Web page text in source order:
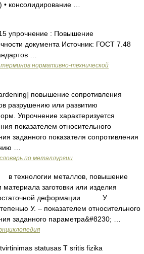
• консолидирование …
упрочнение : Повышение
документа Источник: ГОСТ 7.48
…
терминов нормативно-технической
повышение сопротивления
разрушению или развитию
Упрочнение характеризуется
показателем относительного
заданного показателя сопротивления
…
по металлургии
металлов, повышение
материала заготовки или изделия
остаточной деформации. У.
У. – показателем относительного
заданного параметра&#8230; …
statusas T sritis fizika